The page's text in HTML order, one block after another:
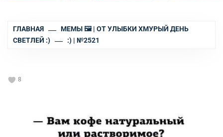
ГЛАВНАЯ
МЕМЫ 🖼 | ОТ УЛЫБКИ ХМУРЫЙ ДЕНЬ
СВЕТЛЕЙ :)
:) | №2521
8